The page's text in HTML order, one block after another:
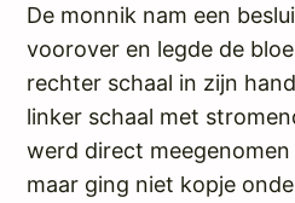
De monnik nam een
voorover en legde de
rechter schaal in zijn
linker schaal met
werd direct
maar ging niet kopje